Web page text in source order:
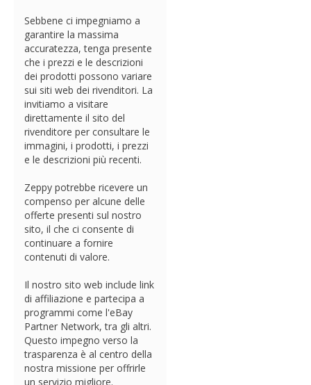
Sebbene ci impegniamo a
garantire la massima
accuratezza, tenga presente
che i prezzi e le descrizioni
dei prodotti possono variare
sui siti web dei rivenditori. La
invitiamo a visitare
direttamente il sito del
rivenditore per consultare le
immagini, i prodotti, i prezzi
e le descrizioni più recenti.
Zeppy potrebbe ricevere un
compenso per alcune delle
offerte presenti sul nostro
sito, il che ci consente di
continuare a fornire
contenuti di valore.
Il nostro sito web include link
di affiliazione e partecipa a
programmi come l'eBay
Partner Network, tra gli altri.
Questo impegno verso la
trasparenza è al centro della
nostra missione per offrirle
un servizio migliore.